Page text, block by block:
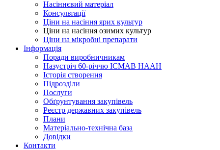
Насіннєвий матеріал
Консультації
Ціни на насіння ярих культур
Ціни на насіння озимих культур
Ціни на мікробні препарати
Iнформацiя
Поради виробничникам
Назустріч 60-річчю ІСМАВ НААН
Історія створення
Підрозділи
Послуги
Обґрунтування закупівель
Реєстр державних закупівель
Плани
Матеріально-технічна база
Довідки
Контакти